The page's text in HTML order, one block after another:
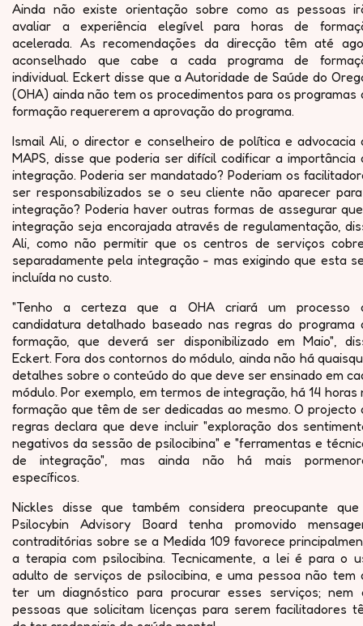
Ainda não existe orientação sobre como as pessoas
avaliar a experiência elegível para horas de
acelerada. As recomendações da direcção têm até
aconselhado que cabe a cada programa de
individual. Eckert disse que a Autoridade de Saúde do
(OHA) ainda não tem os procedimentos para os programas
formação requererem a aprovação do programa.
Ismail Ali, o director e conselheiro de política e advocacia
MAPS, disse que poderia ser difícil codificar a importância
integração. Poderia ser mandatado? Poderiam os
ser responsabilizados se o seu cliente não aparecer
integração? Poderia haver outras formas de assegurar
integração seja encorajada através de regulamentação,
Ali, como não permitir que os centros de serviços
separadamente pela integração - mas exigindo que esta
incluída no custo.
"Tenho a certeza que a OHA criará um processo
candidatura detalhado baseado nas regras do programa
formação, que deverá ser disponibilizado em Maio",
Eckert. Fora dos contornos do módulo, ainda não há
detalhes sobre o conteúdo do que deve ser ensinado em
módulo. Por exemplo, em termos de integração, há 14 horas
formação que têm de ser dedicadas ao mesmo. O projecto
regras declara que deve incluir "exploração dos
negativos da sessão de psilocibina" e "ferramentas e
de integração", mas ainda não há mais
específicos.
Nickles disse que também considera preocupante
Psilocybin Advisory Board tenha promovido
contraditórias sobre se a Medida 109 favorece
a terapia com psilocibina. Tecnicamente, a lei é para o
adulto de serviços de psilocibina, e uma pessoa não tem
ter um diagnóstico para procurar esses serviços; nem
pessoas que solicitam licenças para serem facilitadores